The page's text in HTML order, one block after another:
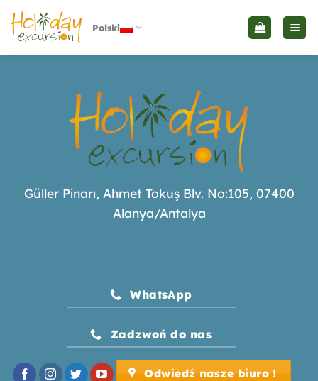
Skip
content
Polski
Güller Pinarı, Ahmet Tokuş Blv. No:105, 07400
Alanya/Antalya
WhatsApp
Zadzwoń do nas
Odwiedź nasze biuro !